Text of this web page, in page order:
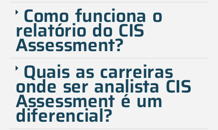
Como funciona o
relatório do CIS
Assessment?
Quais as carreiras
onde ser analista CIS
Assessment é um
diferencial?